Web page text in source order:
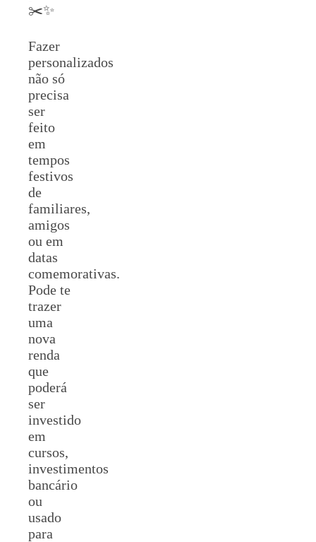
✂️✨
Fazer
personalizados
não só
precisa
ser
feito
em
tempos
festivos
de
familiares,
amigos
ou em
datas
comemorativas.
Pode te
trazer
uma
nova
renda
que
poderá
ser
investido
em
cursos,
investimentos
bancário
ou
usado
para